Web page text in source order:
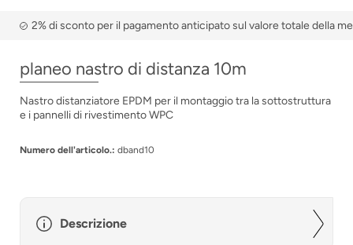
2% di sconto per il pagamento anticipato sul valore totale della
planeo nastro di distanza 10m
Nastro distanziatore EPDM per il montaggio tra la sottostruttura
e i pannelli di rivestimento WPC
Numero dell'articolo.: dband10
Descrizione